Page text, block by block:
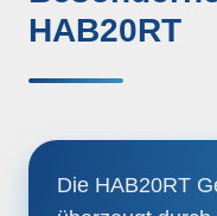
Steckdose
HAB20RT
Die HAB20RT